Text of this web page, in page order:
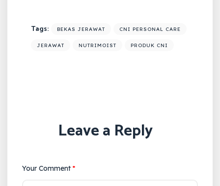
Tags: BEKAS JERAWAT CNI PERSONAL CARE
JERAWAT NUTRIMOIST PRODUK CNI
Leave a Reply
Your Comment *